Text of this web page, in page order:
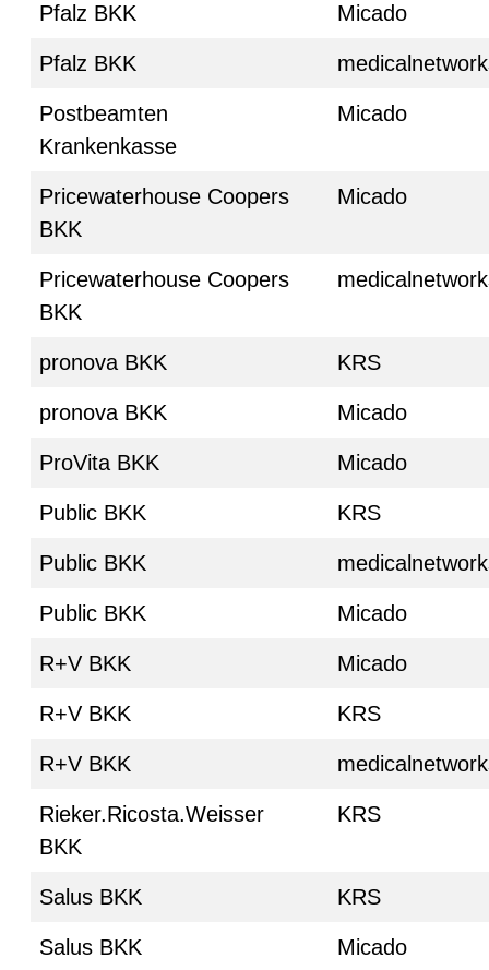
Pfalz BKK Micado
Pfalz BKK
Postbeamten
Krankenkasse
Micado
Pricewaterhouse Coopers
BKK
Micado
Pricewaterhouse Coopers
BKK
pronova BKK KRS
pronova BKK Micado
ProVita BKK Micado
Public BKK KRS
Public BKK
Public BKK Micado
R+V BKK Micado
R+V BKK KRS
R+V BKK
Rieker.Ricosta.Weisser
BKK
KRS
Salus BKK KRS
Salus BKK Micado